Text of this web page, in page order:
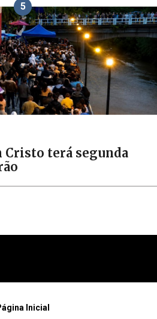
5
Cristo terá segunda
Inicial